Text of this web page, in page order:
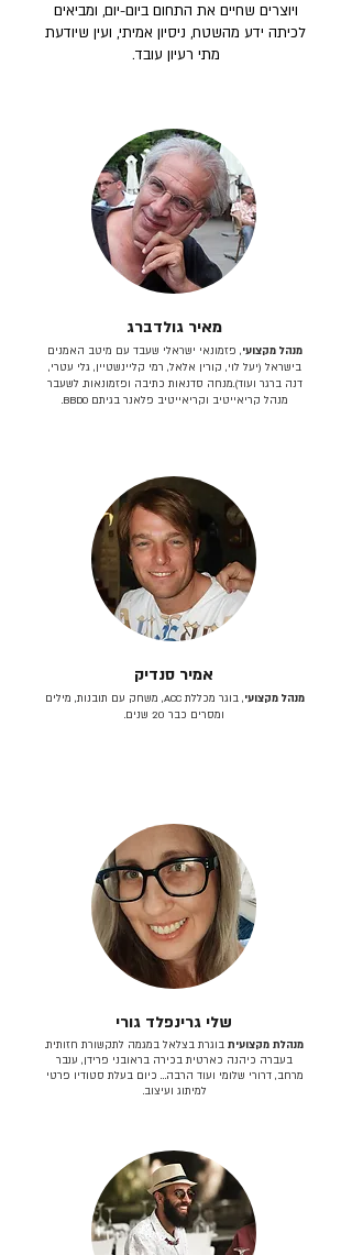
ויוצרים שחיים את התחום ביום-יום, ומביאים
לכיתה ידע מהשטח, ניסיון אמיתי, ועין שיודעת
מתי רעיון עובד.
מאיר גולדברג
מנהל מקצועי, פזמונאי ישראלי שעבד עם מיטב האמנים
בישראל (יעל לוי, קורין אלאל, רמי קליינשטיין, גלי עטרי,
דנה ברגר ועוד).מנחה סדנאות כתיבה ופזמונאות. לשעבר
מנהל קריאייטיב וקריאייטיב פלאנר בגיתם BBDO.
אמיר סנדיק
מנהל מקצועי
, בוגר מכללת ACC, משחק עם תובנות, מילים
ומסרים כבר 20 שנים.
שלי גרינפלד גורי
מנהלת מקצועית בוגרת בצלאל במגמה לתקשורת חזותית.
בעברה כיהנה כארטית בכירה בראובני פרידן, ענבר
מרחב, דרורי שלומי ועוד הרבה… כיום בעלת סטודיו פרטי
למיתוג ועיצוב.